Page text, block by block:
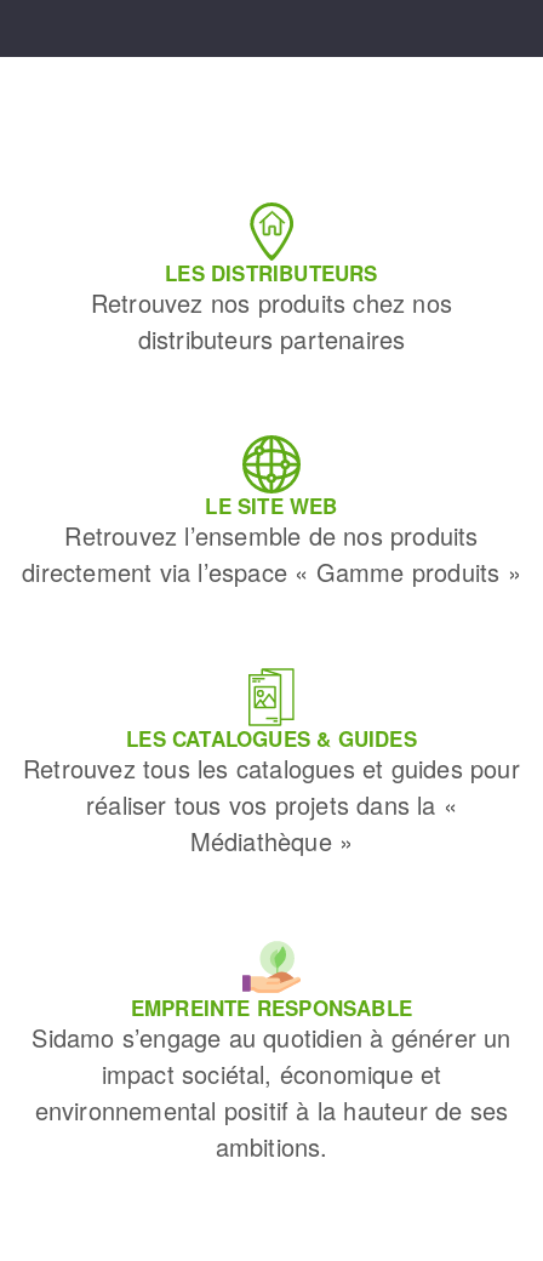
LES DISTRIBUTEURS
Retrouvez nos produits chez nos
distributeurs partenaires
LE SITE WEB
Retrouvez l’ensemble de nos produits
directement via l’espace « Gamme produits »
LES CATALOGUES & GUIDES
Retrouvez tous les catalogues et guides pour
réaliser tous vos projets dans la «
Médiathèque »
EMPREINTE RESPONSABLE
Sidamo s’engage au quotidien à générer un
impact sociétal, économique et
environnemental positif à la hauteur de ses
ambitions.